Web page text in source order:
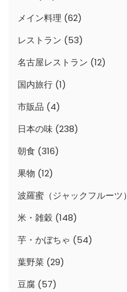
メイン料理 (62)
レストラン (53)
名古屋レストラン (12)
国内旅行 (1)
市販品 (4)
日本の味 (238)
朝食 (316)
果物 (12)
波羅蜜（ジャックフルーツ）
米・雑穀 (148)
芋・かぼちゃ (54)
葉野菜 (29)
豆腐 (57)